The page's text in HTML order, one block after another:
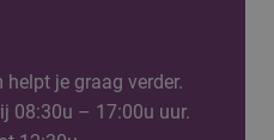
je graag verder.
08:30u – 17:00u uur.